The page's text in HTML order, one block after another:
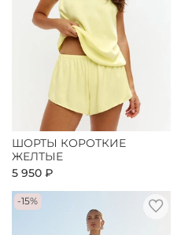
ШОРТЫ КОРОТКИЕ
ЖЕЛТЫЕ
5 950 ₽
-15%